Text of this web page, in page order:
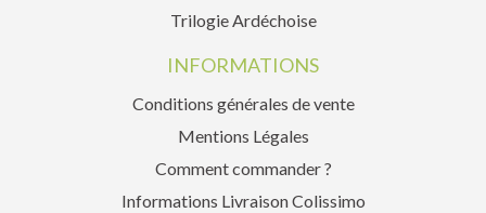
Trilogie Ardéchoise
INFORMATIONS
Conditions générales de vente
Mentions Légales
Comment commander ?
Informations Livraison Colissimo